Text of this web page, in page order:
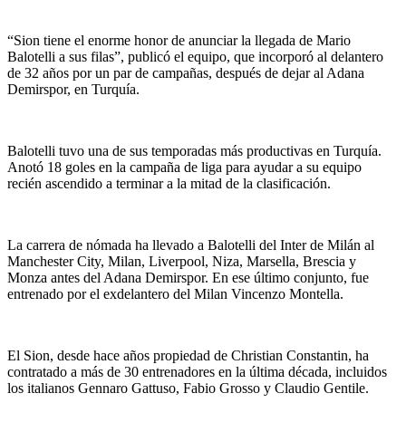
“Sion tiene el enorme honor de anunciar la llegada de Mario
Balotelli a sus filas”, publicó el equipo, que incorporó al delantero
de 32 años por un par de campañas, después de dejar al Adana
Demirspor, en Turquía.
Balotelli tuvo una de sus temporadas más productivas en Turquía.
Anotó 18 goles en la campaña de liga para ayudar a su equipo
recién ascendido a terminar a la mitad de la clasificación.
La carrera de nómada ha llevado a Balotelli del Inter de Milán al
Manchester City, Milan, Liverpool, Niza, Marsella, Brescia y
Monza antes del Adana Demirspor. En ese último conjunto, fue
entrenado por el exdelantero del Milan Vincenzo Montella.
El Sion, desde hace años propiedad de Christian Constantin, ha
contratado a más de 30 entrenadores en la última década, incluidos
los italianos Gennaro Gattuso, Fabio Grosso y Claudio Gentile.